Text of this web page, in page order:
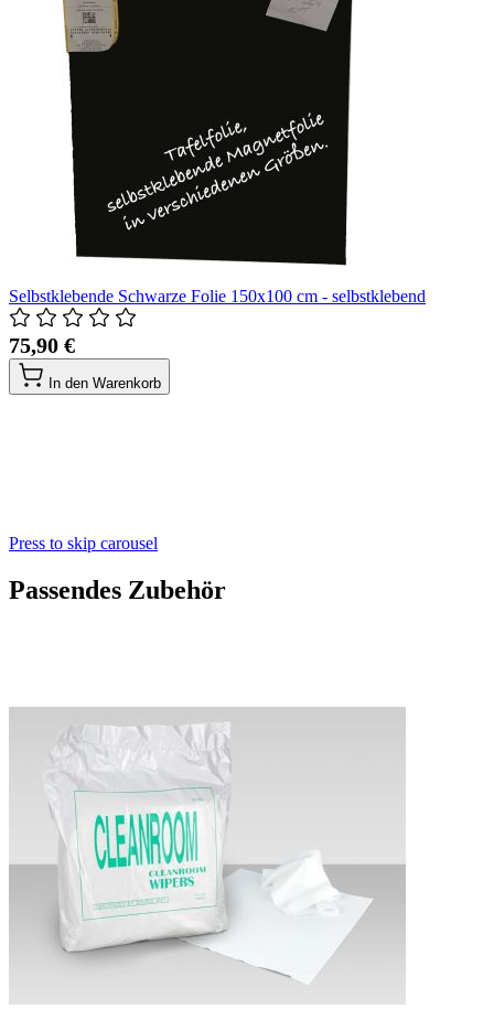
Selbstklebende Schwarze Folie 150x100 cm - selbstklebend
75,90 €
In den Warenkorb
Press to skip carousel
Passendes Zubehör